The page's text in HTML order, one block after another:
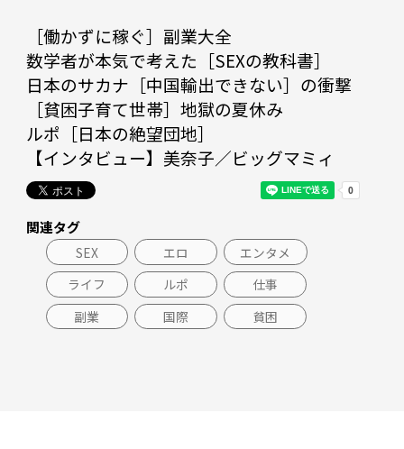
［働かずに稼ぐ］副業大全
数学者が本気で考えた［SEXの教科書］
日本のサカナ［中国輸出できない］の衝撃
［貧困子育て世帯］地獄の夏休み
ルポ［日本の絶望団地］
【インタビュー】美奈子／ビッグマミィ
関連タグ
SEX エロ
エンタメ
ライフ
ルポ
仕事
副業
国際 貧困